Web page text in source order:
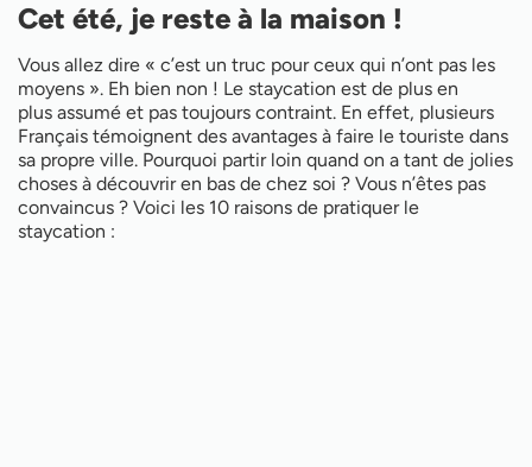
Cet été, je reste à la maison !
Vous allez dire « c’est un truc pour ceux qui n’ont pas les
moyens ». Eh bien non ! Le staycation est de plus en
plus assumé et pas toujours contraint. En effet, plusieurs
Français témoignent des avantages à faire le touriste dans
sa propre ville. Pourquoi partir loin quand on a tant de jolies
choses à découvrir en bas de chez soi ? Vous n’êtes pas
convaincus ? Voici les 10 raisons de pratiquer le
staycation :